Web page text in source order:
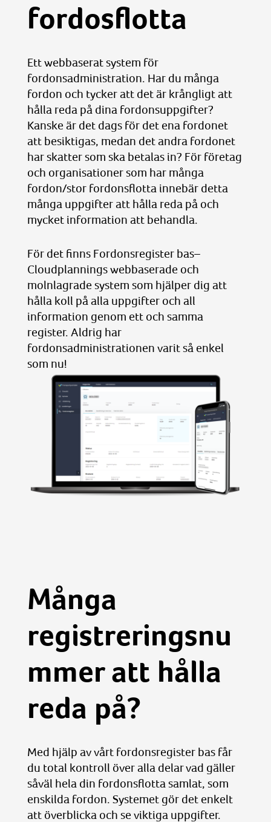
fordosflotta
Ett webbaserat system för
fordonsadministration. Har du många
fordon och tycker att det är krångligt att
hålla reda på dina fordonsuppgifter?
Kanske är det dags för det ena fordonet
att besiktigas, medan det andra fordonet
har skatter som ska betalas in? För företag
och organisationer som har många
fordon/stor fordonsflotta innebär detta
många uppgifter att hålla reda på och
mycket information att behandla.
För det finns Fordonsregister bas–
Cloudplannings webbaserade och
molnlagrade system som hjälper dig att
hålla koll på alla uppgifter och all
information genom ett och samma
register. Aldrig har
fordonsadministrationen varit så enkel
som nu!
Många
registreringsnu
mmer att hålla
reda på?
Med hjälp av vårt fordonsregister bas får
du total kontroll över alla delar vad gäller
såväl hela din fordonsflotta samlat, som
enskilda fordon. Systemet gör det enkelt
att överblicka och se viktiga uppgifter.